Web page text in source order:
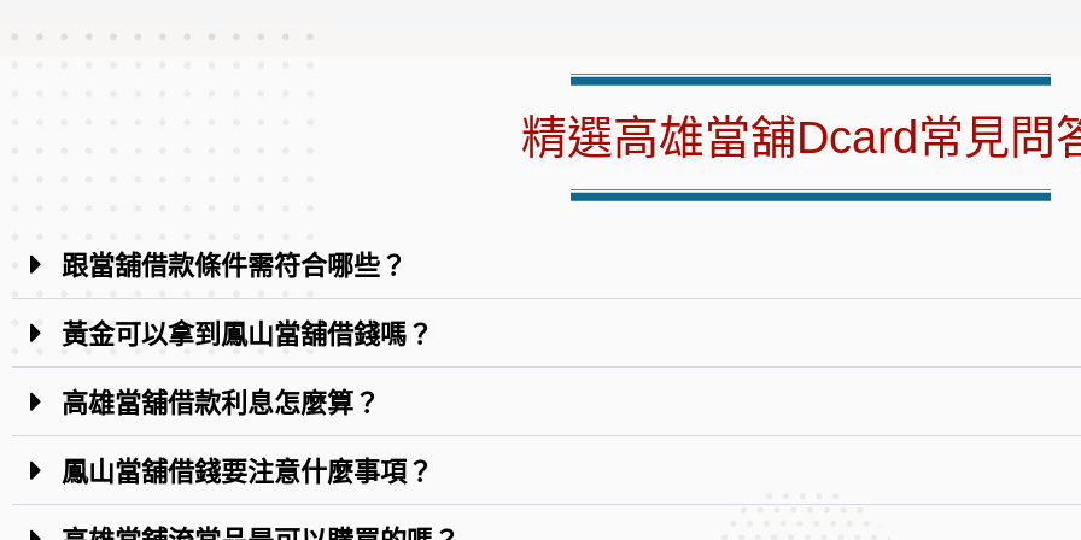
精選高雄當舖Dcard常見問
跟當舖借款條件需符合哪些？
黃金可以拿到鳳山當舖借錢嗎？
高雄當舖借款利息怎麼算？
鳳山當舖借錢要注意什麼事項？